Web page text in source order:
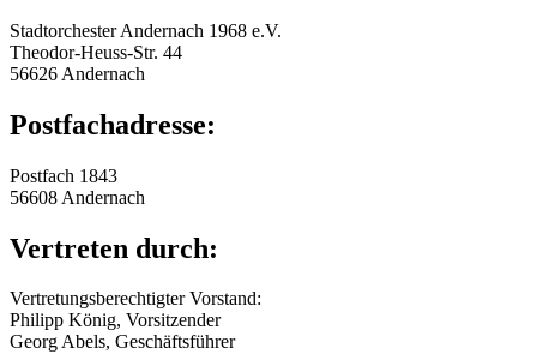
Stadtorchester Andernach 1968 e.V.
Theodor-Heuss-Str. 44
56626 Andernach
Postfachadresse:
Postfach 1843
56608 Andernach
Vertreten durch:
Vertretungsberechtigter Vorstand:
Philipp König, Vorsitzender
Georg Abels, Geschäftsführer